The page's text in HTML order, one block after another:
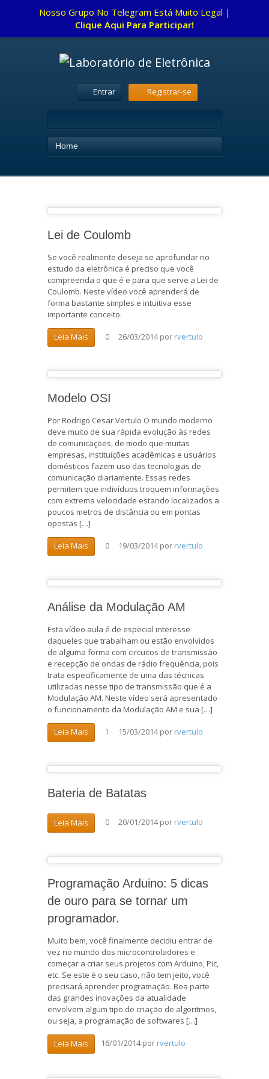
Entrar Registrar-se
Home
Lei de Coulomb
Se você realmente deseja se aprofundar no
estudo da eletrônica é preciso que você
compreenda o que é e para que serve a Lei de
Coulomb. Neste vídeo você aprenderá de
forma bastante simples e intuitiva esse
importante conceito.
Leia Mais 0 26/03/2014por rvertulo
Modelo OSI
Por Rodrigo Cesar Vertulo O mundo moderno
deve muito de sua rápida evolução às redes
de comunicações, de modo que muitas
empresas, instituições acadêmicas e usuários
domésticos fazem uso das tecnologias de
comunicação diariamente. Essas redes
permitem que indivíduos troquem informações
com extrema velocidade estando localizados a
poucos metros de distância ou em pontas
opostas […]
Leia Mais 0 19/03/2014por rvertulo
Análise da Modulação AM
Esta vídeo aula é de especial interesse
daqueles que trabalham ou estão envolvidos
de alguma forma com circuitos de transmissão
e recepção de ondas de rádio frequência, pois
trata especificamente de uma das técnicas
utilizadas nesse tipo de transmissão que é a
Modulação AM. Neste vídeo será apresentado
o funcionamento da Modulação AM e sua […]
Leia Mais 1 15/03/2014por rvertulo
Bateria de Batatas
Leia Mais 0 20/01/2014por rvertulo
Programação Arduino: 5 dicas
de ouro para se tornar um
programador.
Muito bem, você finalmente decidiu entrar de
vez no mundo dos microcontroladores e
começar a criar seus projetos com Arduino, Pic,
etc. Se este é o seu caso, não tem jeito, você
precisará aprender programação. Boa parte
das grandes inovações da atualidade
envolvem algum tipo de criação de algoritmos,
ou seja, a programação de softwares […]
Leia Mais 16/01/2014por rvertulo
Nosso Grupo No Telegram Está Muito Legal |
Clique Aqui Para Participar!